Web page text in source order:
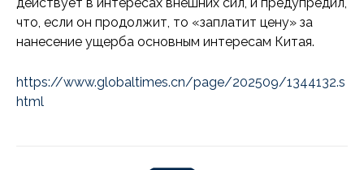
что, если он продолжит, то «заплатит цену» за
нанесение ущерба основным интересам Китая.
https://www.globaltimes.cn/page/202509/1344132.s
html